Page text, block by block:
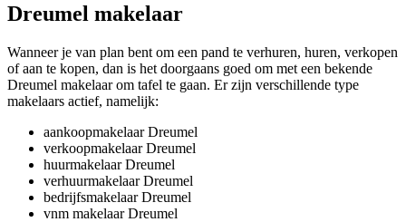
Dreumel makelaar
Wanneer je van plan bent om een pand te verhuren, huren, verkopen
of aan te kopen, dan is het doorgaans goed om met een bekende
Dreumel makelaar om tafel te gaan. Er zijn verschillende type
makelaars actief, namelijk:
aankoopmakelaar Dreumel
verkoopmakelaar Dreumel
huurmakelaar Dreumel
verhuurmakelaar Dreumel
bedrijfsmakelaar Dreumel
vnm makelaar Dreumel